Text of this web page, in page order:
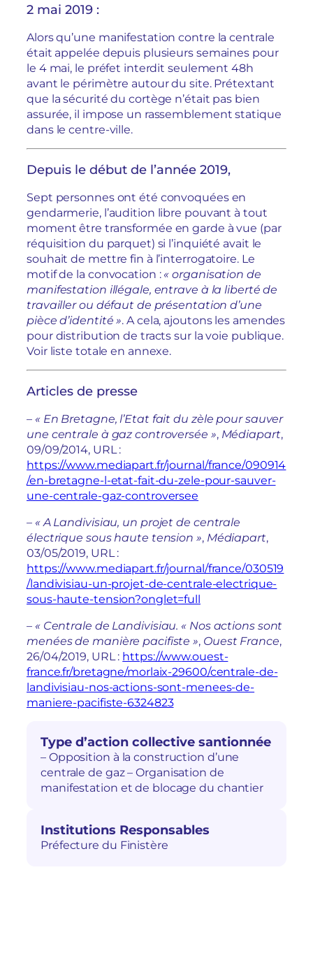
2 mai 2019 :
Alors qu’une manifestation contre la centrale
était appelée depuis plusieurs semaines pour
le 4 mai, le préfet interdit seulement 48h
avant le périmètre autour du site. Prétextant
que la sécurité du cortège n’était pas bien
assurée, il impose un rassemblement statique
dans le centre-ville.
Depuis le début de l’année 2019,
Sept personnes ont été convoquées en
gendarmerie, l’audition libre pouvant à tout
moment être transformée en garde à vue (par
réquisition du parquet) si l’inquiété avait le
souhait de mettre fin à l’interrogatoire. Le
motif de la convocation : « organisation de
manifestation illégale, entrave à la liberté de
travailler ou défaut de présentation d’une
pièce d’identité ». A cela, ajoutons les amendes
pour distribution de tracts sur la voie publique.
Voir liste totale en annexe.
Articles de presse
– « En Bretagne, l’Etat fait du zèle pour sauver
une centrale à gaz controversée », Médiapart,
09/09/2014, URL :
https://www.mediapart.fr/journal/france/090914
/en-bretagne-l-etat-fait-du-zele-pour-sauver-
une-centrale-gaz-controversee
– « A Landivisiau, un projet de centrale
électrique sous haute tension », Médiapart,
03/05/2019, URL :
https://www.mediapart.fr/journal/france/030519
/landivisiau-un-projet-de-centrale-electrique-
sous-haute-tension?onglet=full
– « Centrale de Landivisiau. « Nos actions sont
menées de manière pacifiste », Ouest France,
26/04/2019, URL : https://www.ouest-
france.fr/bretagne/morlaix-29600/centrale-de-
landivisiau-nos-actions-sont-menees-de-
maniere-pacifiste-6324823
Type d’action collective santionnée
– Opposition à la construction d’une
centrale de gaz – Organisation de
manifestation et de blocage du chantier
Institutions Responsables
Préfecture du Finistère